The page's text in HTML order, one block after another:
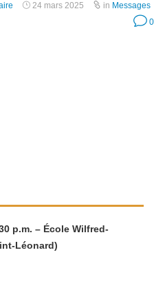
24 mars 2025 in Messages
0
p.m. – École Wilfred-
Léonard)